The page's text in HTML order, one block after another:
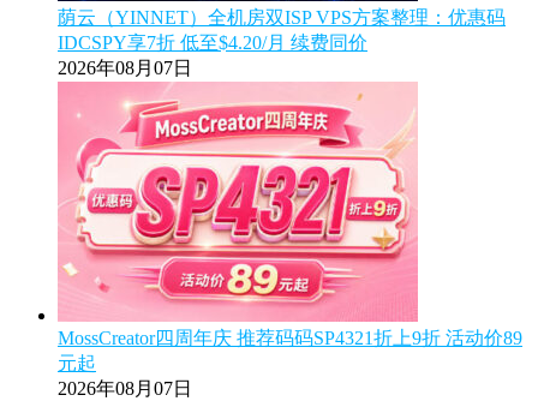
荫云（YINNET）全机房双ISP VPS方案整理：优惠码
IDCSPY享7折 低至$4.20/月 续费同价
2026年08月07日
MossCreator四周年庆 推荐码码SP4321折上9折 活动价89
元起
2026年08月07日